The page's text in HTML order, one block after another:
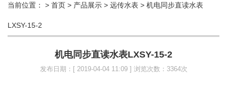
当前位置： > 首页 > 产品展示 > 远传水表 > 机电同步直读水表
LXSY-15-2
机电同步直读水表LXSY-15-2
发布日期：[ 2019-04-04 11:09 ] 浏览次数：3364次